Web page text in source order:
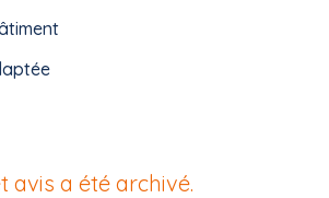
avis a été archivé.